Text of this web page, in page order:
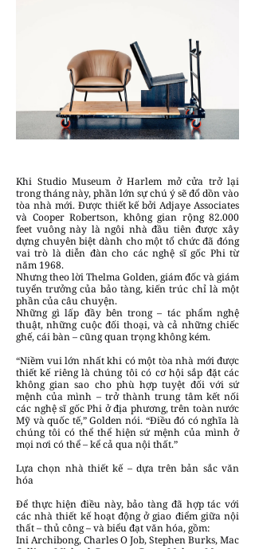
Khi Studio Museum ở Harlem mở cửa trở lại
trong tháng này, phần lớn sự chú ý sẽ đổ dồn vào
tòa nhà mới. Được thiết kế bởi Adjaye Associates
và Cooper Robertson, không gian rộng 82.000
feet vuông này là ngôi nhà đầu tiên được xây
dựng chuyên biệt dành cho một tổ chức đã đóng
vai trò là diễn đàn cho các nghệ sĩ gốc Phi từ
năm 1968.
Nhưng theo lời Thelma Golden, giám đốc và giám
tuyển trưởng của bảo tàng, kiến trúc chỉ là một
phần của câu chuyện.
Những gì lấp đầy bên trong – tác phẩm nghệ
thuật, những cuộc đối thoại, và cả những chiếc
ghế, cái bàn – cũng quan trọng không kém.
“Niềm vui lớn nhất khi có một tòa nhà mới được
thiết kế riêng là chúng tôi có cơ hội sắp đặt các
không gian sao cho phù hợp tuyệt đối với sứ
mệnh của mình – trở thành trung tâm kết nối
các nghệ sĩ gốc Phi ở địa phương, trên toàn nước
Mỹ và quốc tế,” Golden nói. “Điều đó có nghĩa là
chúng tôi có thể thể hiện sứ mệnh của mình ở
mọi nơi có thể – kể cả qua nội thất.”
Lựa chọn nhà thiết kế – dựa trên bản sắc văn
hóa
Để thực hiện điều này, bảo tàng đã hợp tác với
các nhà thiết kế hoạt động ở giao điểm giữa nội
thất – thủ công – và biểu đạt văn hóa, gồm:
Ini Archibong, Charles O Job, Stephen Burks, Mac